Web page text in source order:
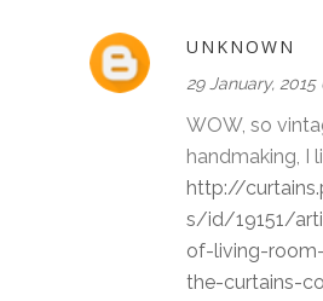
UNKNOWN
29 January, 2015
WOW, so
handmaking, I
http://
s/id/19151/
of-living-
the-curtains-